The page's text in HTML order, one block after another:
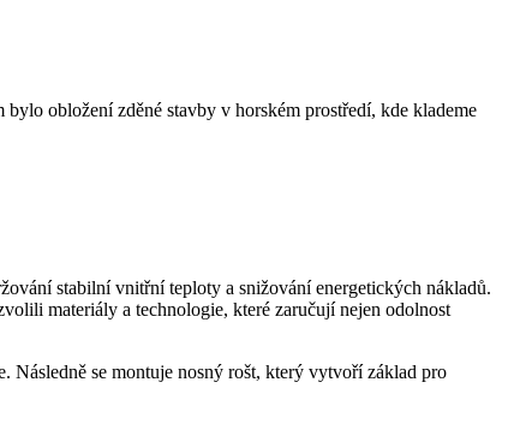
obložení zděné stavby v horském prostředí, kde klademe
stabilní vnitřní teploty a snižování energetických nákladů.
materiály a technologie, které zaručují nejen odolnost
Následně se montuje nosný rošt, který vytvoří základ pro